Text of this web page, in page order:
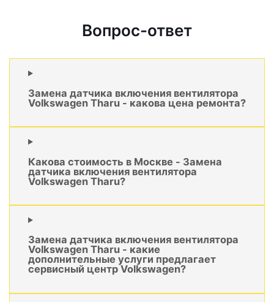
Вопрос-ответ
Замена датчика включения вентилятора
Volkswagen Tharu - какова цена ремонта?
Какова стоимость в Москве - Замена
датчика включения вентилятора
Volkswagen Tharu?
Замена датчика включения вентилятора
Volkswagen Tharu - какие
дополнительные услуги предлагает
сервисный центр Volkswagen?